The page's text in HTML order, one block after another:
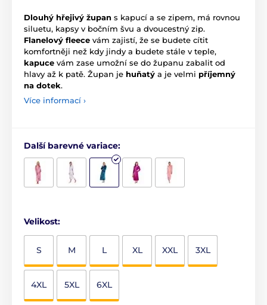
Dlouhý hřejivý župan s kapucí a se zipem, má rovnou
siluetu, kapsy v bočním švu a dvoucestný zip.
Flanelový fleece vám zajistí, že se budete cítit
komfortněji než kdy jindy a budete stále v teple,
kapuce vám zase umožní se do županu zabalit od
hlavy až k patě. Župan je huňatý a je velmi příjemný
na dotek.
Více informací ›
Další barevné variace:
Velikost:
S M L XL XXL 3XL
4XL 5XL 6XL